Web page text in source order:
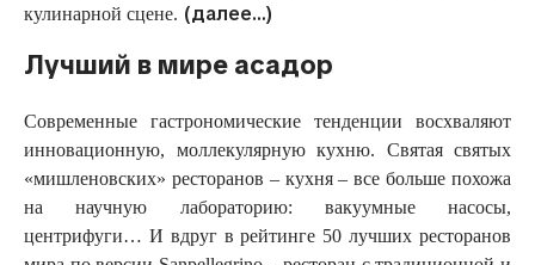
кулинарной сцене. (далее…)
Лучший в мире асадор
Современные гастрономические тенденции восхваляют
инновационную, моллекулярную кухню. Святая святых
«мишленовских» ресторанов – кухня – все больше похожа
на научную лабораторию: вакуумные насосы,
центрифуги… И вдруг в рейтинге 50 лучших ресторанов